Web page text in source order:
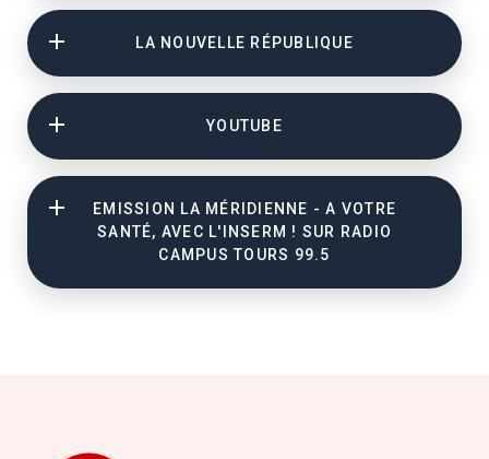
LA NOUVELLE RÉPUBLIQUE
YOUTUBE
EMISSION LA MÉRIDIENNE - A VOTRE
SANTÉ, AVEC L'INSERM ! SUR RADIO
CAMPUS TOURS 99.5